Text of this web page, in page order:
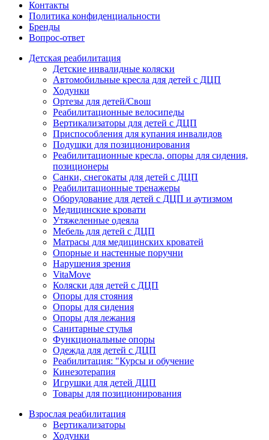
Контакты
Политика конфиденциальности
Бренды
Вопрос-ответ
Детская реабилитация
Детские инвалидные коляски
Автомобильные кресла для детей с ДЦП
Ходунки
Ортезы для детей/Свош
Реабилитационные велосипеды
Вертикализаторы для детей с ДЦП
Приспособления для купания инвалидов
Подушки для позиционирования
Реабилитационные кресла, опоры для сидения,
позиционеры
Санки, снегокаты для детей с ДЦП
Реабилитационные тренажеры
Оборудование для детей с ДЦП и аутизмом
Медицинские кровати
Утяжеленные одеяла
Мебель для детей с ДЦП
Матрасы для медицинских кроватей
Опорные и настенные поручни
Нарушения зрения
VitaMove
Коляски для детей с ДЦП
Опоры для стояния
Опоры для сидения
Опоры для лежания
Санитарные стулья
Функциональные опоры
Одежда для детей с ДЦП
Реабилитация: "Курсы и обучение
Кинезотерапия
Игрушки для детей ДЦП
Товары для позиционирования
Взрослая реабилитация
Вертикализаторы
Ходунки